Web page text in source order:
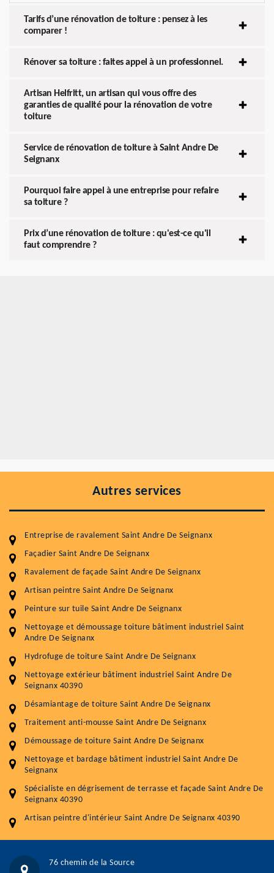
Tarifs d’une rénovation de toiture : pensez à les
comparer !
Rénover sa toiture : faites appel à un professionnel.
Artisan Helfritt, un artisan qui vous offre des
garanties de qualité pour la rénovation de votre
toiture
Service de rénovation de toiture à Saint Andre De
Seignanx
Pourquoi faire appel à une entreprise pour refaire
sa toiture ?
Prix d’une rénovation de toiture : qu'est-ce qu'il
faut comprendre ?
Autres services
Entreprise de ravalement Saint Andre De Seignanx
Façadier Saint Andre De Seignanx
Ravalement de façade Saint Andre De Seignanx
Artisan peintre Saint Andre De Seignanx
Peinture sur tuile Saint Andre De Seignanx
Nettoyage et démoussage toiture bâtiment industriel Saint
Andre De Seignanx
Hydrofuge de toiture Saint Andre De Seignanx
Nettoyage extérieur bâtiment industriel Saint Andre De
Seignanx 40390
Désamiantage de toiture Saint Andre De Seignanx
Traitement anti-mousse Saint Andre De Seignanx
Démoussage de toiture Saint Andre De Seignanx
Nettoyage et bardage bâtiment industriel Saint Andre De
Seignanx
Spécialiste en dégrisement de terrasse et façade Saint Andre De
Seignanx 40390
Artisan peintre d'intérieur Saint Andre De Seignanx 40390
76 chemin de la Source
Entretenir votre toiture, c'est préserver sa
Plus de 15 ans d'expérience en couverture et facade
Service
Nettoyageb toiture
Démoussage toiture
Traitement hydrofuge toiture
Prix au m²
9 € / m²
Artisant local recommander